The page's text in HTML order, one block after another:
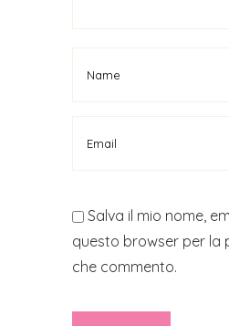
Salva il mio nome,
questo browser per la
che commento.